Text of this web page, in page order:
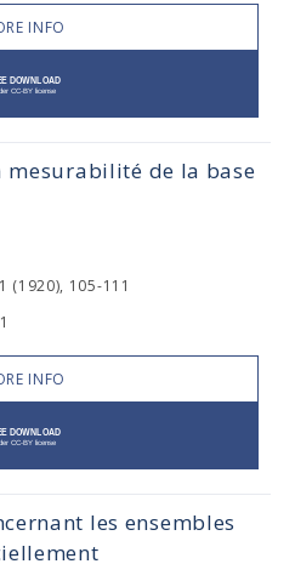
INFO
mesurabilité de la base
(1920), 105-111
INFO
les ensembles